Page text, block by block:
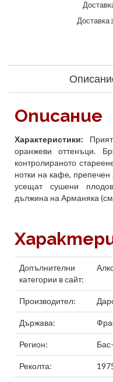
Доставка
Описание
Характеристики:
оранжеви оттенъци.
контролираното
нотки на кафе,
усещат сушени
дължина на Арманяка
Допълнителни
категории в сайт:
Производител:
Държава:
Регион:
Реколта: